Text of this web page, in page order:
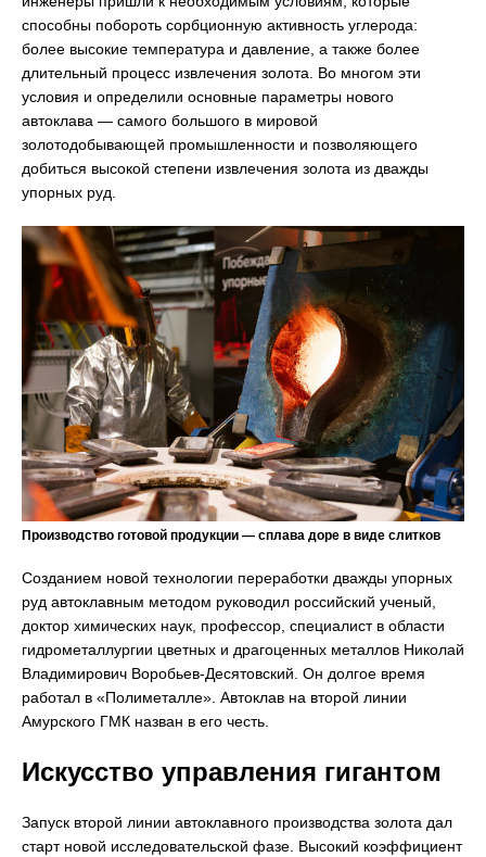
способны побороть сорбционную активность углерода:
более высокие температура и давление, а также более
длительный процесс извлечения золота. Во многом эти
условия и определили основные параметры нового
автоклава — самого большого в мировой
золотодобывающей промышленности и позволяющего
добиться высокой степени извлечения золота из дважды
упорных руд.
Производство готовой продукции — сплава доре в виде слитков
Созданием новой технологии переработки дважды упорных
руд автоклавным методом руководил российский ученый,
доктор химических наук, профессор, специалист в области
гидрометаллургии цветных и драгоценных металлов Николай
Владимирович Воробьев-Десятовский. Он долгое время
работал в «Полиметалле». Автоклав на второй линии
Амурского ГМК назван в его честь.
Искусство управления гигантом
Запуск второй линии автоклавного производства золота дал
старт новой исследовательской фазе. Высокий коэффициент